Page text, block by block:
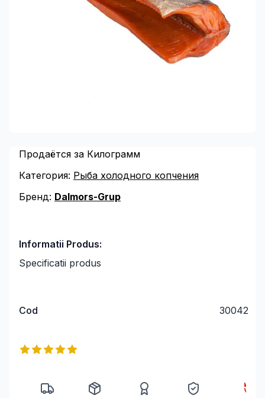
Продаётся за Килограмм
Категория: Рыба холодного копчения
Бренд: Dalmors-Grup
Informatii Produs:
Specificatii produs
Cod 30042
Информация о продукте
Reviews
5out of 5 stars